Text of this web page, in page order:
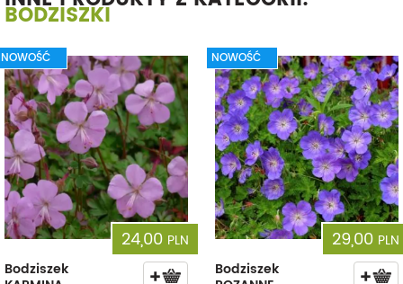
BODZISZKI
NOWOŚĆ
24,00 PLN
Bodziszek
NOWOŚĆ
29,00 PLN
Bodziszek